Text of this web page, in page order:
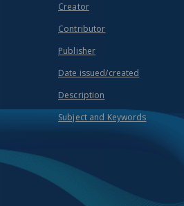
Creator
Contributor
Publisher
Date issued/created
Description
Subject and Keywords